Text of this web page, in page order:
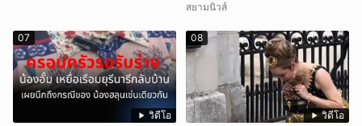
สยามนิวส์
วิดีโอ
07
วิดีโอ
08